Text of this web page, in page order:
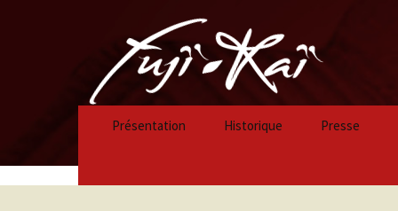
Présentation Historique Presse